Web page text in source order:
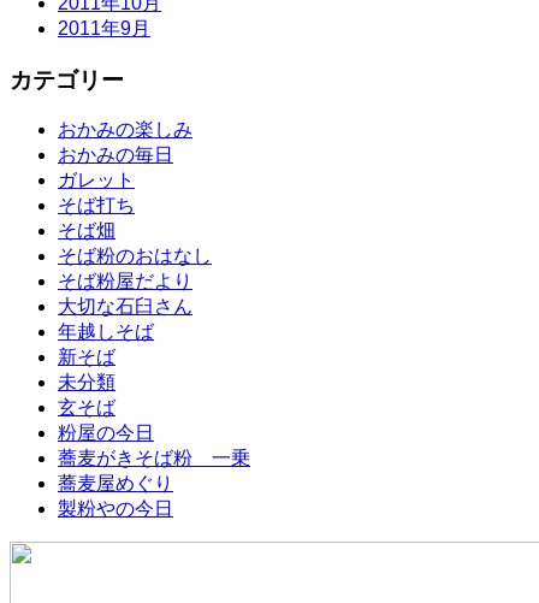
2011年9月
カテゴリー
おかみの楽しみ
おかみの毎日
ガレット
そば打ち
そば畑
そば粉のおはなし
そば粉屋だより
大切な石臼さん
年越しそば
新そば
未分類
玄そば
粉屋の今日
蕎麦がきそば粉 一乗
蕎麦屋めぐり
製粉やの今日